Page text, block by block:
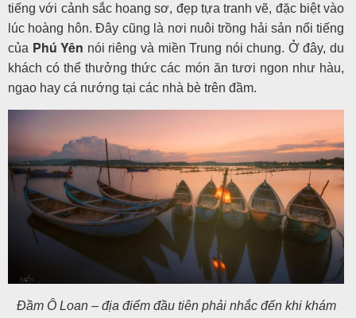
tiếng với cảnh sắc hoang sơ, đẹp tựa tranh vẽ, đặc biệt vào
lúc hoàng hôn. Đây cũng là nơi nuôi trồng hải sản nổi tiếng
của Phú Yên nói riêng và miền Trung nói chung. Ở đây, du
khách có thể thưởng thức các món ăn tươi ngon như hàu,
ngao hay cá nướng tại các nhà bè trên đầm.
Đầm Ô Loan – địa điểm đầu tiên phải nhắc đến khi khám